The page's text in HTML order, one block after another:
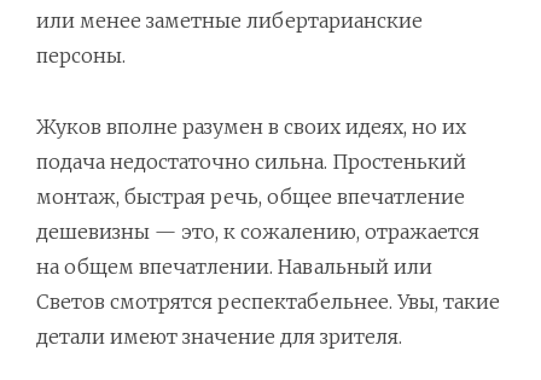
или менее заметные либертарианские
персоны.
Жуков вполне разумен в своих идеях, но их
подача недостаточно сильна. Простенький
монтаж, быстрая речь, общее впечатление
дешевизны — это, к сожалению, отражается
на общем впечатлении. Навальный или
Светов смотрятся респектабельнее. Увы, такие
детали имеют значение для зрителя.